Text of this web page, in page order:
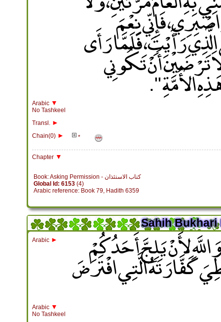
فَإِنِّي نِعْمَ
رَأَيْتِ، فَلَمَّا رَأَى
تَرْضَيْنَ أَنْ تَكُونِي
الأُمَّةِ ‏"‏‏.‏ Arabic ▼
No Tashkeel
Transl. ►
Chain(0) ► *
Chapter ▼
Book: Asking Permission - كتاب الاستئذان
Global Id: 6153(4)
Arabic reference: Book 79, Hadith 6359
Sahih Bukhari
Arabic ► لأَنْ يَلِجَّ أَحَدُكُمْ
كَفَّارَتَهُ الَّتِي افْتَرَضَ
Arabic ▼
No Tashkeel